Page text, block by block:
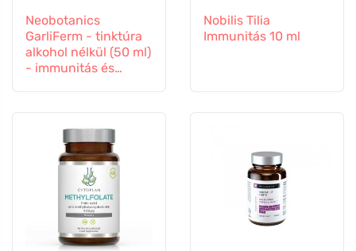
Neobotanics
GarliFerm - tinktúra
alkohol nélkül (50 ml)
- immunitás és
Nobilis Tilia
Immunitás 10 ml